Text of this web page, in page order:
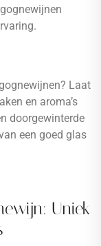
Laat
en aroma’s
doorgewinterde
een goed glas
Uniek